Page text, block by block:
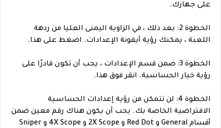
على جهازك.
الخطوة 2: بعد ذلك ، في الزاوية اليمنى العليا من ردهة
اللعبة ، يمكنك رؤية أيقونة الإعدادات. اضغط على هذا.
الخطوة 3: ضمن قسم الإعدادات ، يجب أن تكون قادرًا على
رؤية خيار الحساسية. انقر فوق هذا.
الخطوة 4: لن تتمكن من رؤية إعدادات الحساسية
الافتراضية الخاصة بك. يجب أن يكون هناك رقم معين ضمن
أقسام General و Red Dot و 2X Scope و 4X Scope و Sniper